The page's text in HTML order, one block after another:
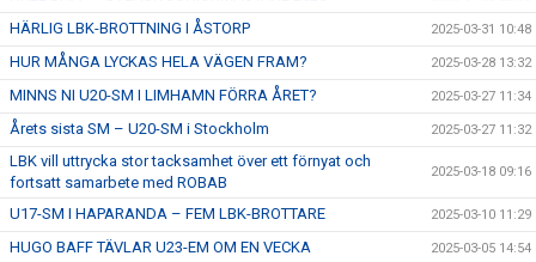
HÄRLIG LBK-BROTTNING I ÅSTORP 2025-03-31 10:48
HUR MÅNGA LYCKAS HELA VÄGEN FRAM? 2025-03-28 13:32
MINNS NI U20-SM I LIMHAMN FÖRRA ÅRET? 2025-03-27 11:34
Årets sista SM – U20-SM i Stockholm 2025-03-27 11:32
LBK vill uttrycka stor tacksamhet över ett förnyat och
fortsatt samarbete med ROBAB
2025-03-18 09:16
U17-SM I HAPARANDA – FEM LBK-BROTTARE 2025-03-10 11:29
HUGO BAFF TÄVLAR U23-EM OM EN VECKA 2025-03-05 14:54